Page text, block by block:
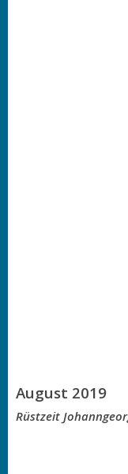
August 2019
Rüstzeit